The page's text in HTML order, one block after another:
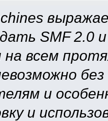
SMF 2.0
всем
и
и